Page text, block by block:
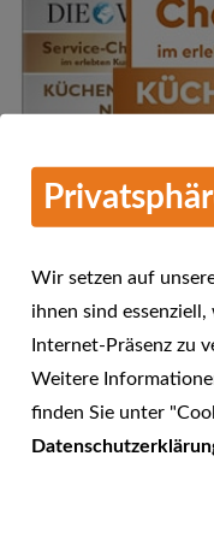
Mehr Informationen
KÜCHEN
Champions
Wir setzen auf
ihnen sind
Internet-Präsenz zu
Weitere
finden Sie unter